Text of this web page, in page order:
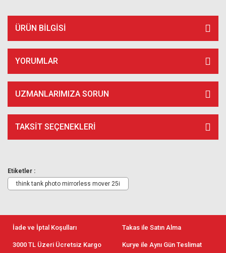
ÜRÜN BILGISI
YORUMLAR
UZMANLARIMIZA SORUN
TAKSIT SEÇENEKLERI
Etiketler :
think tank photo mirrorless mover 25i
İade ve İptal Koşulları Takas ile Satın Alma
3000 TL Üzeri Ücretsiz Kargo Kurye ile Aynı Gün Teslimat